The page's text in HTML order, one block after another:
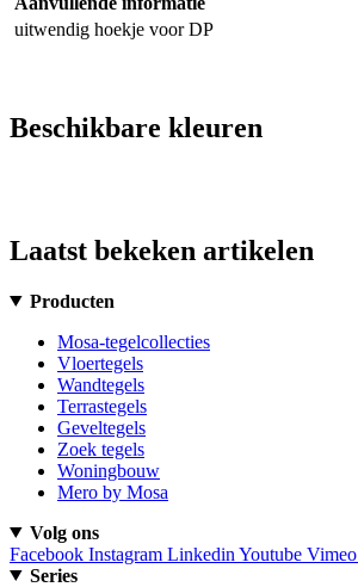
uitwendig hoekje voor DP
Beschikbare kleuren
Laatst bekeken artikelen
Producten
Mosa-tegelcollecties
Vloertegels
Wandtegels
Terrastegels
Geveltegels
Zoek tegels
Woningbouw
Mero by Mosa
Volg ons
Facebook Instagram Linkedin Youtube Vimeo
Series